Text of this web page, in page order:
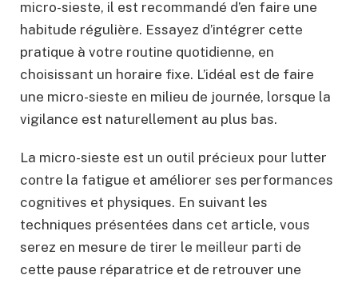
micro-sieste, il est recommandé d’en faire une
habitude régulière. Essayez d’intégrer cette
pratique à votre routine quotidienne, en
choisissant un horaire fixe. L’idéal est de faire
une micro-sieste en milieu de journée, lorsque la
vigilance est naturellement au plus bas.
La micro-sieste est un outil précieux pour lutter
contre la fatigue et améliorer ses performances
cognitives et physiques. En suivant les
techniques présentées dans cet article, vous
serez en mesure de tirer le meilleur parti de
cette pause réparatrice et de retrouver une